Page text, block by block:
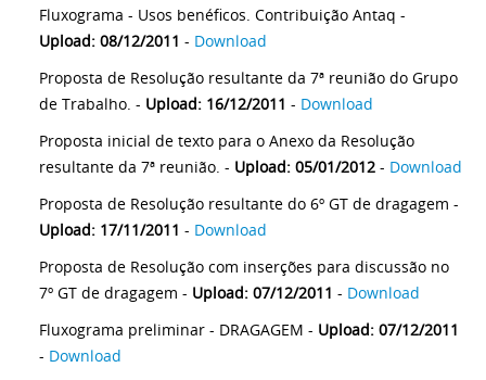
Fluxograma - Usos benéficos. Contribuição Antaq -
Upload: 08/12/2011 - Download
Proposta de Resolução resultante da 7ª reunião do Grupo
de Trabalho. - Upload: 16/12/2011 - Download
Proposta inicial de texto para o Anexo da Resolução
resultante da 7ª reunião. - Upload: 05/01/2012 - Download
Proposta de Resolução resultante do 6º GT de dragagem -
Upload: 17/11/2011 - Download
Proposta de Resolução com inserções para discussão no
7º GT de dragagem - Upload: 07/12/2011 - Download
Fluxograma preliminar - DRAGAGEM - Upload: 07/12/2011
- Download